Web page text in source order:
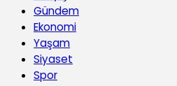
Gündem
Ekonomi
Yaşam
Siyaset
Spor